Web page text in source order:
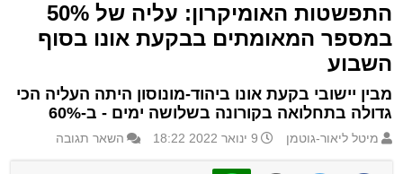
התפשטות האומיקרון: עליה של 50%
במספר המאומתים בבקעת אונו בסוף
השבוע
מבין יישובי בקעת אונו ביהוד-מונוסון היתה העליה הכי
גדולה בתחלואה בקורונה בשלושה ימים - ב-60%
מיטל ליאור-גוטמן 9 ינואר 2022 18:22 השאר תגובה